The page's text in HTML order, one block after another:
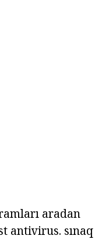
aradan
antivirus. sınaq